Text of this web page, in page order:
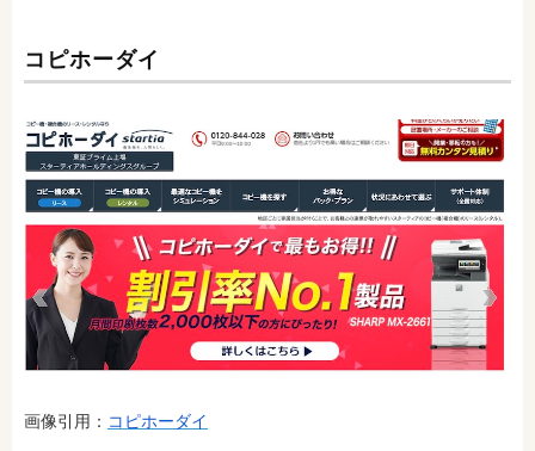
コピホーダイ
画像引用： コピホーダイ